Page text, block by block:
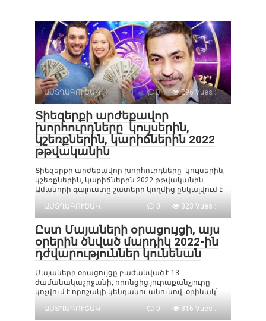
ԱՍՏՂԱԳՈՒՇԱԿ 0 296 Vues :
Տիեզերքի արժեքավոր
խորհուրդները կույսերին,
կշեռքներին, կարիճներին 2022
թթվականին
Տիեզերքի արժեքավոր խորհուրդները կույսերին,
կշեռքներին, կարիճներին 2022 թթվականին
Ամանորի գալուստը շատերի կողմից ընկալվում է
ԱՍՏՂԱԳՈՒՇԱԿ
0 323 Vues :
Ըստ Մայաների օրացույցի, այս
օրերին ծնված մարդիկ 2022-ին
դժվարություններ կունենան
Մայաների օրացույցը բաժանված է 13
ժամանակաշրջանի, որոնցից յուրաքանչյուրը
կոչվում է որոշակի կենդանու անունով, օրինակ՝
ԱՍՏՂԱԳՈՒՇԱԿ
0 316 Vues :